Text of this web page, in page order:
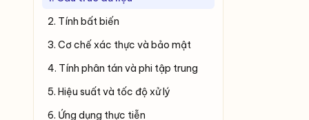
2. Tính bất biến
3. Cơ chế xác thực và bảo mật
4. Tính phân tán và phi tập trung
5. Hiệu suất và tốc độ xử lý
6. Ứng dụng thực tiễn